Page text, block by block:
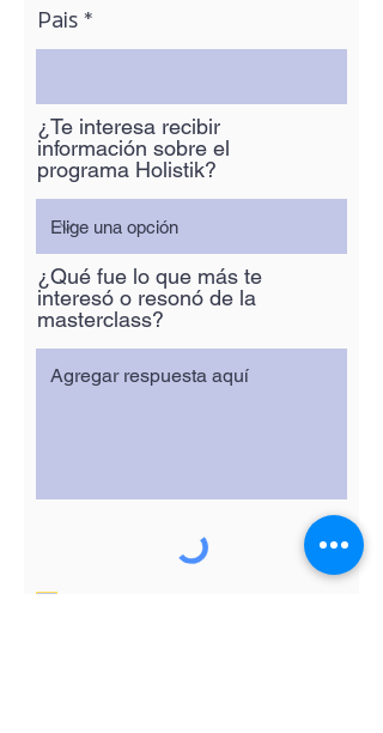
Pais
¿Te interesa recibir
información sobre el
programa Holistik?
¿Qué fue lo que más te
interesó o resonó de la
masterclass?